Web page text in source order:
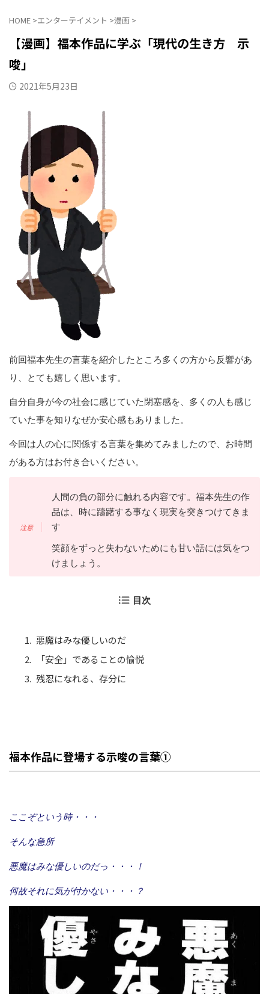
HOME >エンターテイメント >漫画 >
【漫画】福本作品に学ぶ「現代の生き方 示
唆」
2021年5月23日
前回福本先生の言葉を紹介したところ多くの方から反響があ
り、とても嬉しく思います。
自分自身が今の社会に感じていた閉塞感を、多くの人も感じ
ていた事を知りなぜか安心感もありました。
今回は人の心に関係する言葉を集めてみましたので、お時間
がある方はお付き合いください。
人間の負の部分に触れる内容です。福本先生の作
品は、時に躊躇する事なく現実を突きつけてきま
す
笑顔をずっと失わないためにも甘い話には気をつ
けましょう。
目次
悪魔はみな優しいのだ
「安全」であることの愉悦
残忍になれる、存分に
福本作品に登場する示唆の言葉①
ここぞという時・・・
そんな急所
悪魔はみな優しいのだっ・・・！
何故それに気が付かない・・・？